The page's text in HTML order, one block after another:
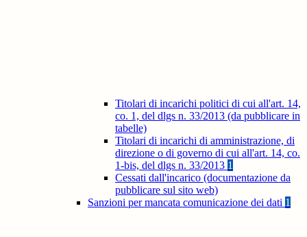
Titolari di incarichi politici di cui all'art. 14,
co. 1, del dlgs n. 33/2013 (da pubblicare in
tabelle)
Titolari di incarichi di amministrazione, di
direzione o di governo di cui all'art. 14, co.
1-bis, del dlgs n. 33/2013 1
Cessati dall'incarico (documentazione da
pubblicare sul sito web)
Sanzioni per mancata comunicazione dei dati 1